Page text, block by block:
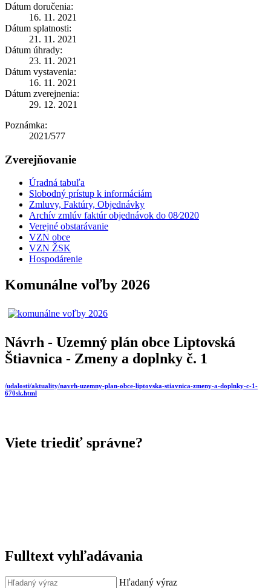
Dátum doručenia:
16. 11. 2021
Dátum splatnosti:
21. 11. 2021
Dátum úhrady:
23. 11. 2021
Dátum vystavenia:
16. 11. 2021
Dátum zverejnenia:
29. 12. 2021
Poznámka:
2021/577
Zverejňovanie
Úradná tabuľa
Slobodný prístup k informáciám
Zmluvy, Faktúry, Objednávky
Archív zmlúv faktúr objednávok do 08⁄2020
Verejné obstarávanie
VZN obce
VZN ŽSK
Hospodárenie
Komunálne voľby 2026
Návrh - Uzemný plán obce Liptovská
Štiavnica - Zmeny a doplnky č. 1
/udalosti/aktuality/navrh-uzemny-plan-obce-liptovska-stiavnica-zmeny-a-doplnky-c-1-
670sk.html
Viete triediť správne?
Fulltext vyhľadávania
Hľadaný výraz